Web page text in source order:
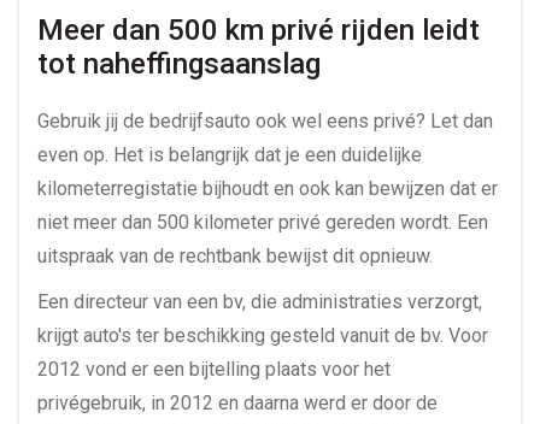
Meer dan 500 km privé rijden leidt
tot naheffingsaanslag
Gebruik jij de bedrijfsauto ook wel eens privé? Let dan
even op. Het is belangrijk dat je een duidelijke
kilometerregistatie bijhoudt en ook kan bewijzen dat er
niet meer dan 500 kilometer privé gereden wordt. Een
uitspraak van de rechtbank bewijst dit opnieuw.
Een directeur van een bv, die administraties verzorgt,
krijgt auto's ter beschikking gesteld vanuit de bv. Voor
2012 vond er een bijtelling plaats voor het
privégebruik, in 2012 en daarna werd er door de